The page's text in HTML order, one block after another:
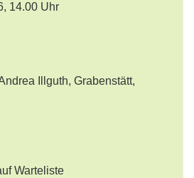
14.00 Uhr
Illguth, Grabenstätt,
Warteliste